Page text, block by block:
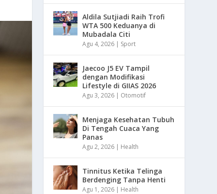
Aldila Sutjiadi Raih Trofi
WTA 500 Keduanya di
Mubadala Citi
Agu 4, 2026 | Sport
Jaecoo J5 EV Tampil
dengan Modifikasi
Lifestyle di GIIAS 2026
Agu 3, 2026 | Otomotif
Menjaga Kesehatan Tubuh
Di Tengah Cuaca Yang
Panas
Agu 2, 2026 | Health
Tinnitus Ketika Telinga
Berdenging Tanpa Henti
Agu 1, 2026 | Health